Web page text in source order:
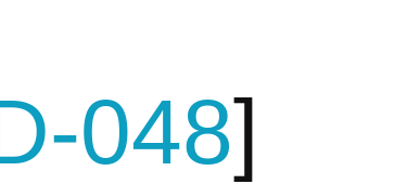
048